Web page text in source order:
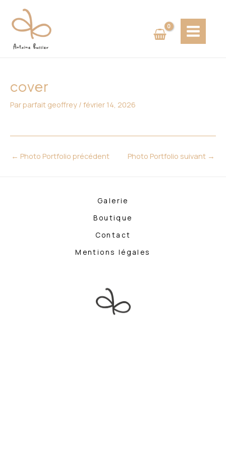
contenu
MENU
cover
Parparfait geoffrey / février 14, 2026
des
articles
← Photo Portfolio précédent Photo Portfolio suivant →
Galerie
Boutique
Contact
Mentions légales